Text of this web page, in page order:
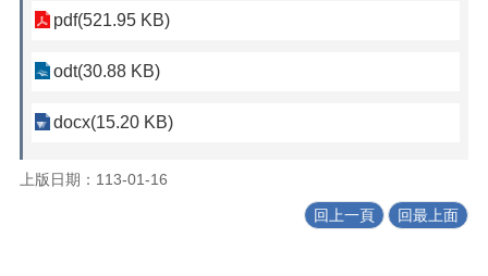
pdf(521.95 KB)
odt(30.88 KB)
docx(15.20 KB)
上版日期：113-01-16
回上一頁 回最上面